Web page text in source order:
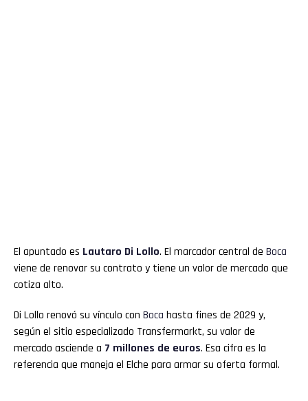
El apuntado es Lautaro Di Lollo. El marcador central de Boca
viene de renovar su contrato y tiene un valor de mercado que
cotiza alto.
Di Lollo renovó su vínculo con Boca hasta fines de 2029 y,
según el sitio especializado Transfermarkt, su valor de
mercado asciende a 7 millones de euros. Esa cifra es la
referencia que maneja el Elche para armar su oferta formal.